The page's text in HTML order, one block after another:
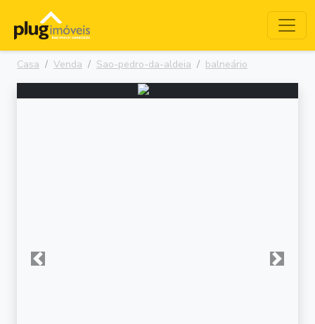
Casa Venda Sao-pedro-da-aldeia balneário
Anterior Próxima